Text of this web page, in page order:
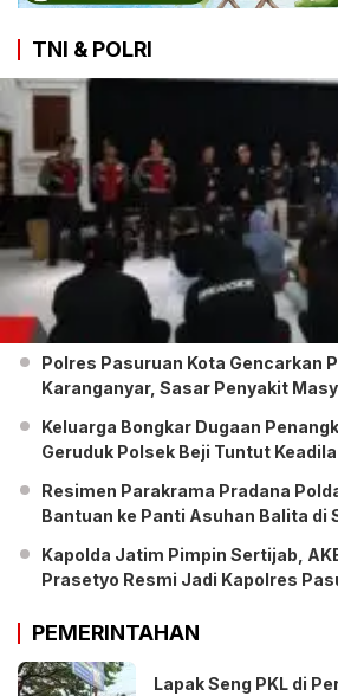
TNI & POLRI
Polres Pasuruan Kota Gencarkan
Karanganyar, Sasar Penyakit
Keluarga Bongkar Dugaan
Geruduk Polsek Beji Tuntut
Resimen Parakrama Pradana
Bantuan ke Panti Asuhan Balita di
Kapolda Jatim Pimpin Sertijab,
Prasetyo Resmi Jadi Kapolres
PEMERINTAHAN
Lapak Seng PKL di